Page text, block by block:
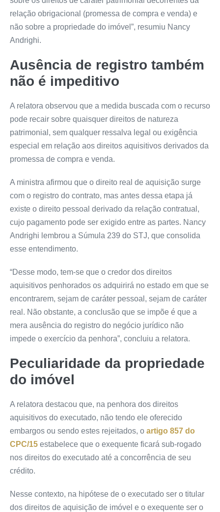
relação obrigacional (promessa de compra e venda) e
não sobre a propriedade do imóvel”, resumiu Nancy
Andrighi.
Ausência de registro também
não é impeditivo
A relatora observou que a medida buscada com o recurso
pode recair sobre quaisquer direitos de natureza
patrimonial, sem qualquer ressalva legal ou exigência
especial em relação aos direitos aquisitivos derivados da
promessa de compra e venda.
A ministra afirmou que o direito real de aquisição surge
com o registro do contrato, mas antes dessa etapa já
existe o direito pessoal derivado da relação contratual,
cujo pagamento pode ser exigido entre as partes. Nancy
Andrighi lembrou a Súmula 239 do STJ, que consolida
esse entendimento.
“Desse modo, tem-se que o credor dos direitos
aquisitivos penhorados os adquirirá no estado em que se
encontrarem, sejam de caráter pessoal, sejam de caráter
real. Não obstante, a conclusão que se impõe é que a
mera ausência do registro do negócio jurídico não
impede o exercício da penhora”, concluiu a relatora.
Peculiaridade da propriedade
do imóvel
A relatora destacou que, na penhora dos direitos
aquisitivos do executado, não tendo ele oferecido
embargos ou sendo estes rejeitados, o artigo 857 do
CPC/15 estabelece que o exequente ficará sub-rogado
nos direitos do executado até a concorrência de seu
crédito.
Nesse contexto, na hipótese de o executado ser o titular
dos direitos de aquisição de imóvel e o exequente ser o